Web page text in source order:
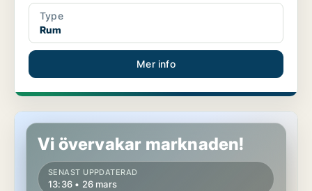
Type
Rum
Mer info
Rum i Upplands Väsby
Vi övervakar marknaden!
SENAST UPPDATERAD
13:36 • 26 mars